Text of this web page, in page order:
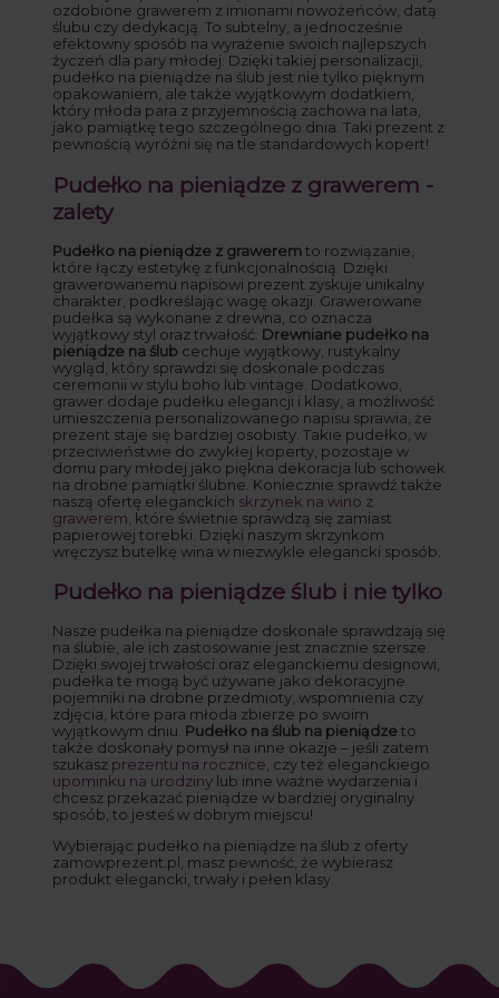
ozdobione grawerem z imionami nowożeńców, datą
ślubu czy dedykacją. To subtelny, a jednocześnie
efektowny sposób na wyrażenie swoich najlepszych
życzeń dla pary młodej. Dzięki takiej personalizacji,
pudełko na pieniądze na ślub jest nie tylko pięknym
opakowaniem, ale także wyjątkowym dodatkiem,
który młoda para z przyjemnością zachowa na lata,
jako pamiątkę tego szczególnego dnia. Taki prezent z
pewnością wyróżni się na tle standardowych kopert!
Pudełko na pieniądze z grawerem -
zalety
Pudełko na pieniądze z graweremto rozwiązanie,
które łączy estetykę z funkcjonalnością. Dzięki
grawerowanemu napisowi prezent zyskuje unikalny
charakter, podkreślając wagę okazji. Grawerowane
pudełka są wykonane z drewna, co oznacza
wyjątkowy styl oraz trwałość. Drewniane pudełko na
pieniądze na ślubcechuje wyjątkowy, rustykalny
wygląd, który sprawdzi się doskonale podczas
ceremonii w stylu boho lub vintage. Dodatkowo,
grawer dodaje pudełku elegancji i klasy, a możliwość
umieszczenia personalizowanego napisu sprawia, że
prezent staje się bardziej osobisty. Takie pudełko, w
przeciwieństwie do zwykłej koperty, pozostaje w
domu pary młodej jako piękna dekoracja lub schowek
na drobne pamiątki ślubne. Koniecznie sprawdź także
naszą ofertę eleganckich skrzynek na wino z
grawerem, które świetnie sprawdzą się zamiast
papierowej torebki. Dzięki naszym skrzynkom
wręczysz butelkę wina w niezwykle elegancki sposób.
Pudełko na pieniądze ślub i nie tylko
Nasze pudełka na pieniądze doskonale sprawdzają się
na ślubie, ale ich zastosowanie jest znacznie szersze.
Dzięki swojej trwałości oraz eleganckiemu designowi,
pudełka te mogą być używane jako dekoracyjne
pojemniki na drobne przedmioty, wspomnienia czy
zdjęcia, które para młoda zbierze po swoim
wyjątkowym dniu. Pudełko na ślub na pieniądze to
także doskonały pomysł na inne okazje – jeśli zatem
szukasz prezentu na rocznice , czy też eleganckiego
upominku na urodzinylub inne ważne wydarzenia i
chcesz przekazać pieniądze w bardziej oryginalny
sposób, to jesteś w dobrym miejscu!
Wybierając pudełko na pieniądze na ślub z oferty
zamowprezent.pl, masz pewność, że wybierasz
produkt elegancki, trwały i pełen klasy.